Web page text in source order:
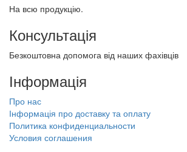
На всю продукцію.
Консультація
Безкоштовна допомога від наших фахівців
Інформація
Про нас
Інформація про доставку та оплату
Политика конфиденциальности
Условия соглашения